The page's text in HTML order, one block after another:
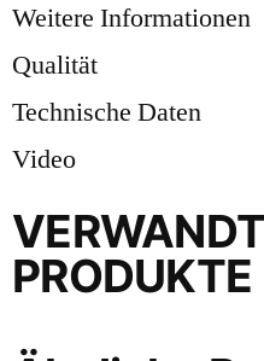
Weitere Informationen
Qualität
Technische Daten
Video
PRODUKTE